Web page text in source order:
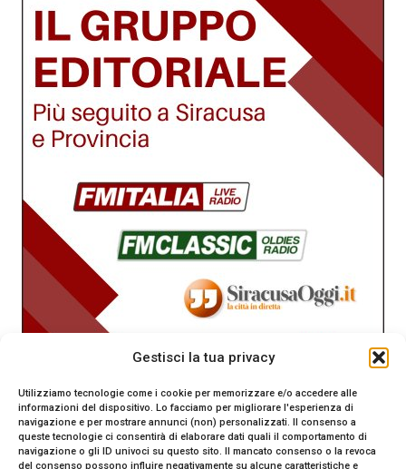
Gestisci la tua privacy
Utilizziamo tecnologie come i cookie per memorizzare e/o accedere alle
informazioni del dispositivo. Lo facciamo per migliorare l'esperienza di
navigazione e per mostrare annunci (non) personalizzati. Il consenso a
queste tecnologie ci consentirà di elaborare dati quali il comportamento di
navigazione o gli ID univoci su questo sito. Il mancato consenso o la revoca
del consenso possono influire negativamente su alcune caratteristiche e